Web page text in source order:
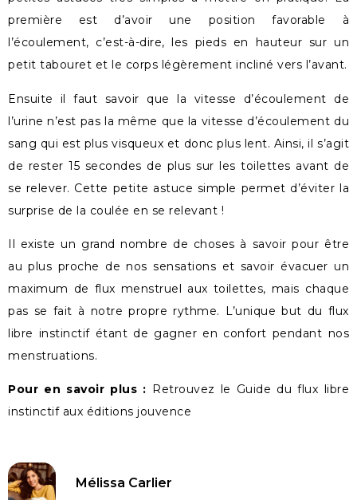
première est d’avoir une position favorable à
l’écoulement, c’est-à-dire, les pieds en hauteur sur un
petit tabouret et le corps légèrement incliné vers l’avant.
Ensuite il faut savoir que la vitesse d’écoulement de
l’urine n’est pas la même que la vitesse d’écoulement du
sang qui est plus visqueux et donc plus lent. Ainsi, il s’agit
de rester 15 secondes de plus sur les toilettes avant de
se relever. Cette petite astuce simple permet d’éviter la
surprise de la coulée en se relevant !
Il existe un grand nombre de choses à savoir pour être
au plus proche de nos sensations et savoir évacuer un
maximum de flux menstruel aux toilettes, mais chaque
pas se fait à notre propre rythme. L’unique but du flux
libre instinctif étant de gagner en confort pendant nos
menstruations.
Pour en savoir plus :
Retrouvez le Guide du flux libre
instinctif aux éditions jouvence
Mélissa Carlier